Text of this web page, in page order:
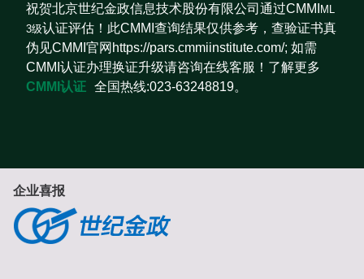
祝贺北京世纪金政信息技术股份有限公司通过CMMI ML
3级认证评估！此CMMI查询结果仅供参考，查验证书真
伪见CMMI官网https://pars.cmmiinstitute.com/; 如需
CMMI认证办理换证升级请咨询在线客服！了解更多
CMMI认证 全国热线:023-63248819。
企业喜报